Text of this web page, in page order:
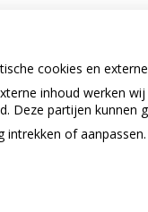
gegeven
die nodig is om
te zien.
cookies en
inhoud werken
partijen kunnen
of aanpassen.